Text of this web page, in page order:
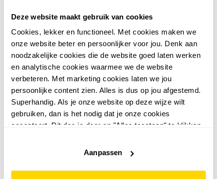
Deze website maakt gebruik van cookies
Cookies, lekker en functioneel. Met cookies maken we
onze website beter en persoonlijker voor jou. Denk aan
noodzakelijke cookies die de website goed laten werken
en analytische cookies waarmee we de website
verbeteren. Met marketing cookies laten we jou
persoonlijke content zien. Alles is dus op jou afgestemd.
Superhandig. Als je onze website op deze wijze wilt
gebruiken, dan is het nodig dat je onze cookies
accepteert. Dit doe je door op "Alles toestaan" te klikken.
website niet optimaal functioneert.
Aanpassen